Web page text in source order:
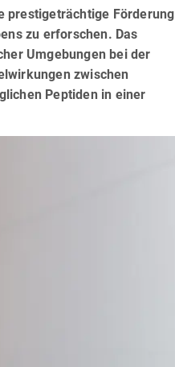
prestigeträchtige Förderung
zu erforschen. Das
Umgebungen bei der
zwischen
Peptiden in einer